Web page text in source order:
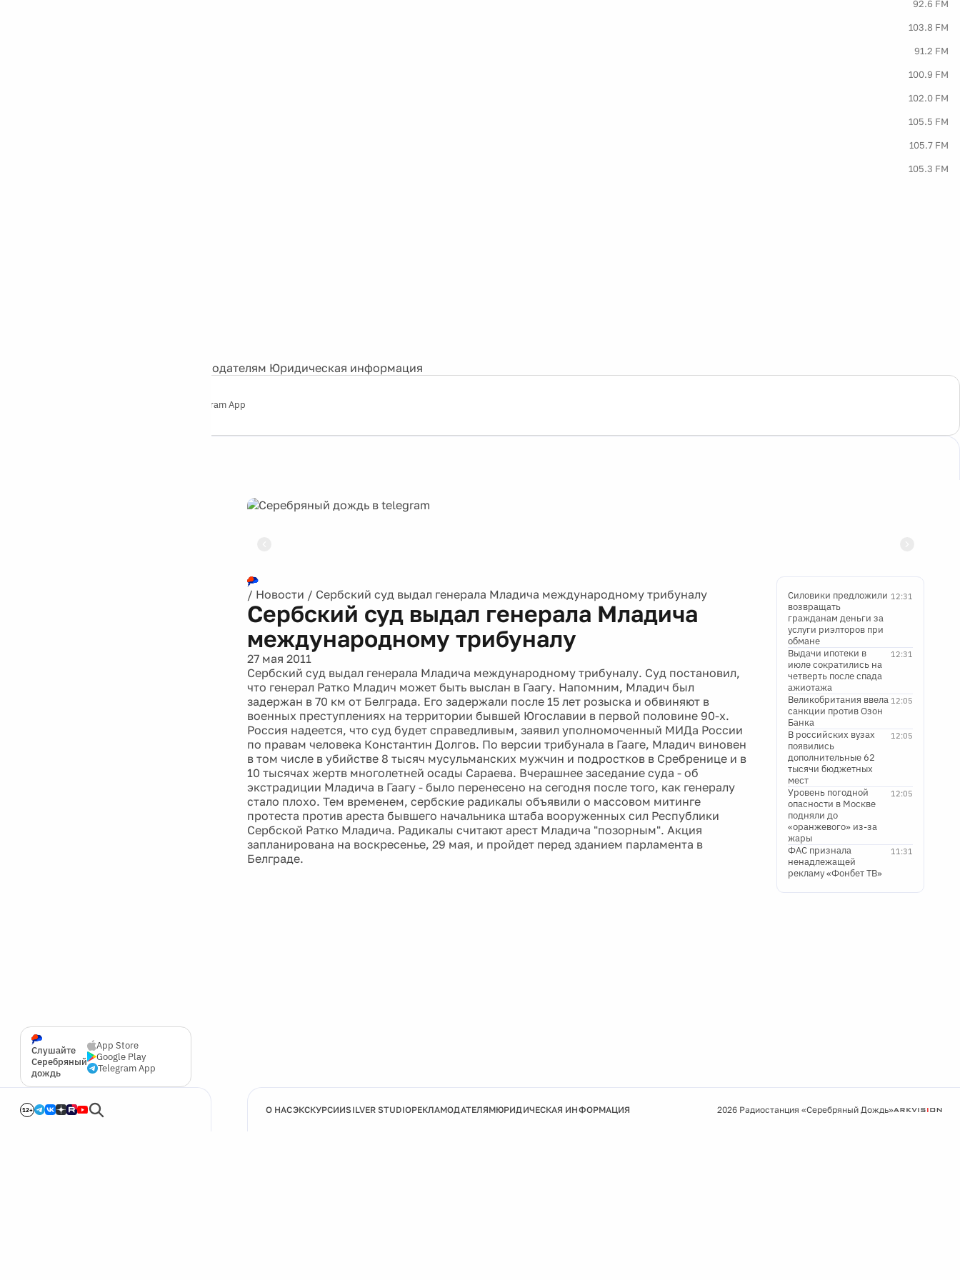
92.6 FM
103.8 FM
91.2 FM
100.9 FM
102.0 FM
105.5 FM
105.7 FM
105.3 FM
Рекламодателям Юридическая информация
Telegram App
Слушайте
Серебряный
дождь
App Store
Google Play
Telegram App
12+
/ Новости / Сербский суд выдал генерала Младича международному трибуналу
Сербский суд выдал генерала Младича
международному трибуналу
27 мая 2011
Сербский суд выдал генерала Младича международному трибуналу. Суд постановил,
что генерал Ратко Младич может быть выслан в Гаагу. Напомним, Младич был
задержан в 70 км от Белграда. Его задержали после 15 лет розыска и обвиняют в
военных преступлениях на территории бывшей Югославии в первой половине 90-х.
Россия надеется, что суд будет справедливым, заявил уполномоченный МИДа России
по правам человека Константин Долгов. По версии трибунала в Гааге, Младич виновен
в том числе в убийстве 8 тысяч мусульманских мужчин и подростков в Сребренице и в
10 тысячах жертв многолетней осады Сараева. Вчерашнее заседание суда - об
экстрадиции Младича в Гаагу - было перенесено на сегодня после того, как генералу
стало плохо. Тем временем, сербские радикалы объявили о массовом митинге
протеста против ареста бывшего начальника штаба вооруженных сил Республики
Сербской Ратко Младича. Радикалы считают арест Младича "позорным". Акция
запланирована на воскресенье, 29 мая, и пройдет перед зданием парламента в
Белграде.
12:31
Силовики предложили
возвращать
гражданам деньги за
услуги риэлторов при
обмане
12:31
Выдачи ипотеки в
июле сократились на
четверть после спада
ажиотажа
12:05
Великобритания ввела
санкции против Озон
Банка
12:05
В российских вузах
появились
дополнительные 62
тысячи бюджетных
мест
12:05
Уровень погодной
опасности в Москве
подняли до
«оранжевого» из-за
жары
11:31
ФАС признала
ненадлежащей
рекламу «Фонбет ТВ»
О НАСЭКСКУРСИИSILVER STUDIOРЕКЛАМОДАТЕЛЯМЮРИДИЧЕСКАЯ ИНФОРМАЦИЯ 2026 Радиостанция «Серебряный Дождь»